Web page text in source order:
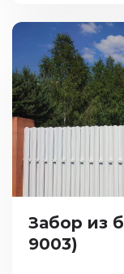
Забор из
9003)